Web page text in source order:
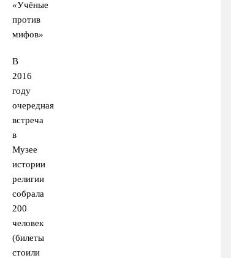
В
2016
году
очередная
встреча
в
Музее
истории
религии
собрала
200
человек
(билеты
стоили